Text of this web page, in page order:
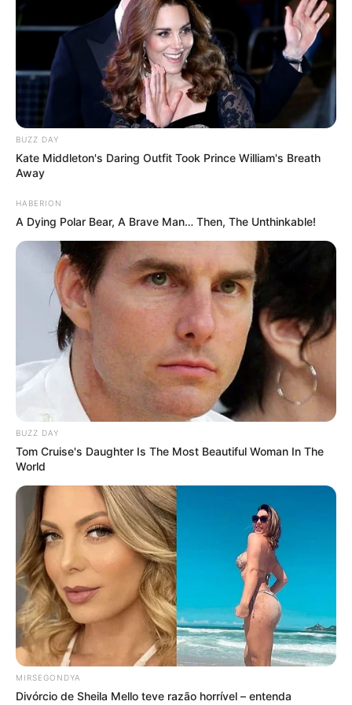
andreia há 16 anos
Olá!!!boa tarde!!!
muito criativa esta ideia amei.Gostaria de saber se
depois de lavar pode passar o ferro para ficar
arumadinho?!
Abraços e boa criatividade!!
Gostaria de saber se vc vende todas essas cores de
feltro ou onde vc os comprou,pois na minha cidade
as cores sao limitadas.
Obrigada por sua atencao
Marina
Artesão Mineiro há 16 anos
em resposta à Marina
Marina, infelizmente não vendemos o feltro. Você
pode tentar procurar em outras cidades.
Amei, nossa! Ficou muiiiito lindo.
gabi valentn há 16 anos
Nossa que lindo e que facil…. A M E I!!!!!!!
Vou fazer de certeza!!!!
Beijooos
lih há 16 anos
passando para agrade pelas dicas…
BUZZ DAY
Kate Middleton's Daring Outfit Took Prince William's Breath
Away
HABERION
A Dying Polar Bear, A Brave Man… Then, The Unthinkable!
BUZZ DAY
Tom Cruise's Daughter Is The Most Beautiful Woman In The
World
MIRSEGONDYA
Divórcio de Sheila Mello teve razão horrível – entenda